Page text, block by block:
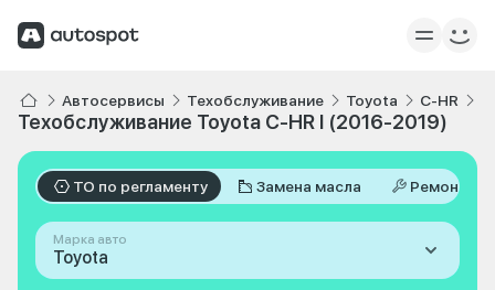
Автосервисы Техобслуживание Toyota C-HR
Техобслуживание Toyota C-HR I (2016-2019)
ТО по регламенту Замена масла Ремонт
Марка авто
Toyota